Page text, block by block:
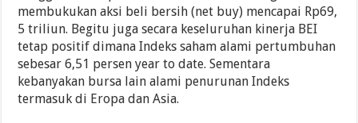
membukukan aksi beli bersih (net buy) mencapai Rp69,
5 triliun. Begitu juga secara keseluruhan kinerja BEI
tetap positif dimana Indeks saham alami pertumbuhan
sebesar 6,51 persen year to date. Sementara
kebanyakan bursa lain alami penurunan Indeks
termasuk di Eropa dan Asia.